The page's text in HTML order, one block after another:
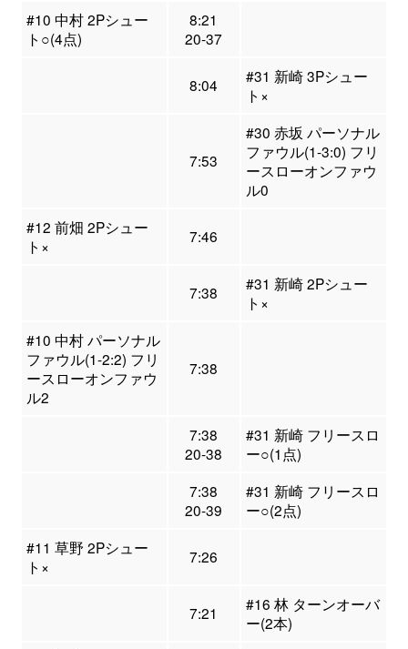
#10 中村 2Pシュー
ト○(4点)
8:21
20-37
8:04
#31 新崎 3Pシュー
ト×
7:53
#30 赤坂 パーソナル
ファウル(1-3:0) フリ
ースローオンファウ
ル0
#12 前畑 2Pシュー
ト×
7:46
7:38
#31 新崎 2Pシュー
ト×
#10 中村 パーソナル
ファウル(1-2:2) フリ
ースローオンファウ
ル2
7:38
7:38
20-38
#31 新崎 フリースロ
ー○(1点)
7:38
20-39
#31 新崎 フリースロ
ー○(2点)
#11 草野 2Pシュー
ト×
7:26
7:21
#16 林 ターンオーバ
ー(2本)